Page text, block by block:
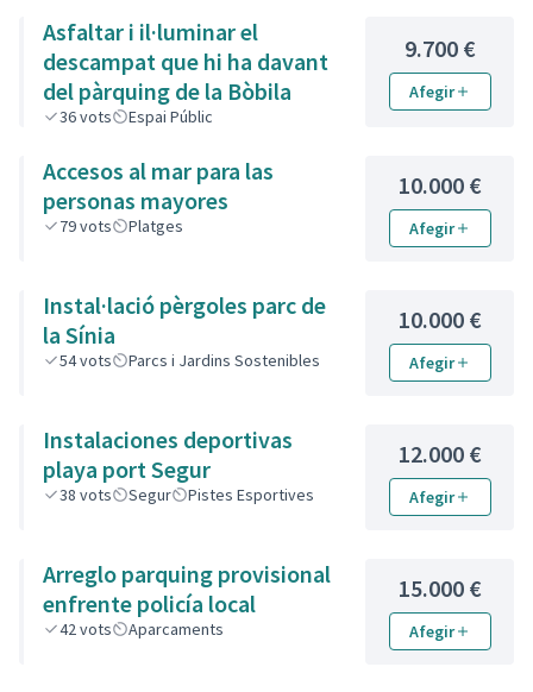
Asfaltar i il·luminar el
descampat que hi ha davant
del pàrquing de la Bòbila
36vots Espai Públic
9.700 €
Afegir
Accesos al mar para las
personas mayores
79vots Platges
10.000 €
Afegir
Instal·lació pèrgoles parc de
la Sínia
54vots Parcs i Jardins Sostenibles
10.000 €
Afegir
Instalaciones deportivas
playa port Segur
38 vots Segur Pistes Esportives
12.000 €
Afegir
Arreglo parquing provisional
enfrente policía local
42vots Aparcaments
15.000 €
Afegir